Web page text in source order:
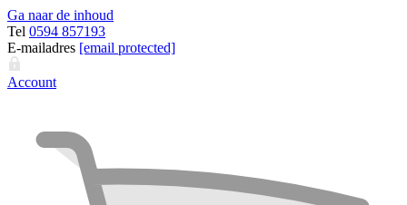
Ga naar de inhoud
Tel 0594 857193
E-mailadres [email protected]
Account